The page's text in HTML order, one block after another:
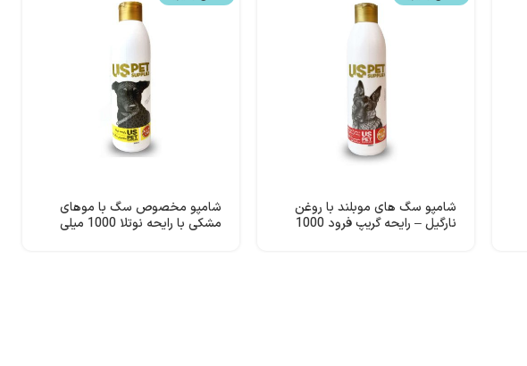
شامپو سگ های موبلند با روغن
نارگیل – رایحه گریپ فرود 1000
شامپو مخصوص سگ با موهای
مشکی با رایحه نوتلا 1000 میلی